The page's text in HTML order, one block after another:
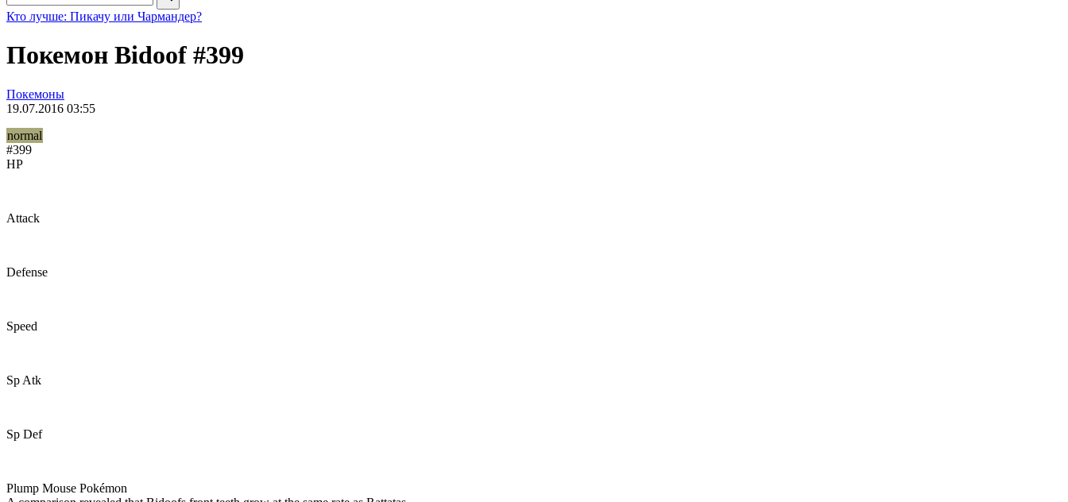
Кто лучше: Пикачу или Чармандер?
Покемон Bidoof #399
Покемоны
19.07.2016 03:55
normal
#399
HP
Attack
Defense
Speed
Sp Atk
Sp Def
Plump Mouse Pokémon